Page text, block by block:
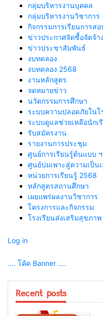
กลุ่มบริหารงานบุคคล
กลุ่มบริหารงานวิชาการ
กิจกรรมการเรียนการส
ข่าวประกาศจัดซื้อจัดจ้าง
ข่าวประชาสัมพันธ์
งบทดลอง
งบทดลอง 2568
งานหลักสูตร
จดหมายข่าว
นวัตกรรมการศึกษา
ระบบความปลอดภัยในโ
ระบบดูแลช่วยเหลือนักเ
รับสมัครงาน
รายงานการประชุม
ศูนย์การเรียนรู้ต้นแบบ ฯ
ศูนย์บ่มเพาะสู่ความเป็น
หน่วยการเรียนรู้ 2568
หลักสูตรสถานศึกษา
เผยแพร่ผลงานวิชาการ
โครงการและกิจกรรม
โรงเรียนส่งเสริมสุขภาพ
Log in
.... โค้ด Banner ....
Recent posts